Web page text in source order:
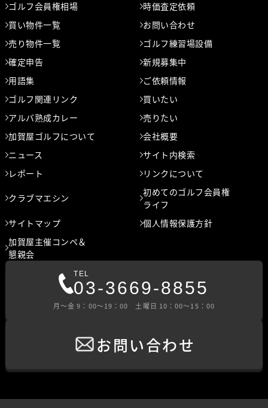
ゴルフ会員権相場
時価査定依頼
買い物件一覧
お問い合わせ
売り物件一覧
ゴルフ練習場設備
確定申告
新規募集中
用語集
ご依頼情報
ゴルフ関連リンク
買いたい
アルバ熟成カレー
売りたい
加賀屋ゴルフについて
会社概要
ニュース
サイト内検索
レポート
リンクについて
クラブマエシン
初めてのゴルフ会員権
ライフ
サイトマップ
個人情報保護方針
加賀屋主催コンペ＆
懇親会
TEL
03-3669-8855
⽉〜⾦ 9：00〜19：00 ⼟曜⽇ 10：00〜15：00
お問い合わせ